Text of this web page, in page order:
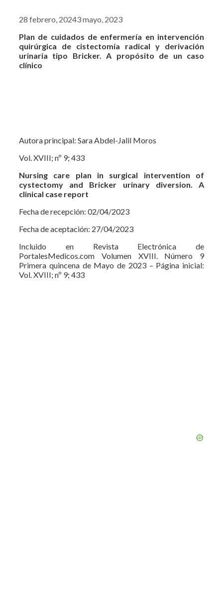
28 febrero, 20243 mayo, 2023
Plan de cuidados de enfermería en intervención
quirúrgica de cistectomía radical y derivación
urinaria tipo Bricker. A propósito de un caso
clínico
Autora principal: Sara Abdel-Jalil Moros
Vol. XVIII; nº 9; 433
Nursing care plan in surgical intervention of
cystectomy and Bricker urinary diversion. A
clinical case report
Fecha de recepción: 02/04/2023
Fecha de aceptación: 27/04/2023
Incluido en Revista Electrónica de
PortalesMedicos.com Volumen XVIII. Número 9
Primera quincena de Mayo de 2023 – Página inicial:
Vol. XVIII; nº 9; 433